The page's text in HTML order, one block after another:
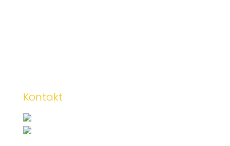
Kontakt